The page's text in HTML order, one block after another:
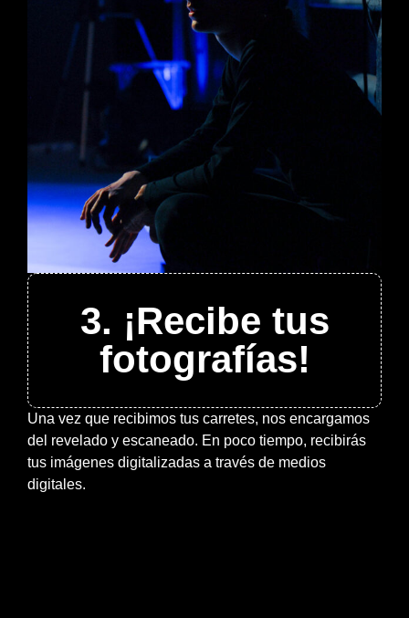
3. ¡Recibe tus
fotografías!
Una vez que recibimos tus carretes, nos encargamos
del revelado y escaneado. En poco tiempo, recibirás
tus imágenes digitalizadas a través de medios
digitales.